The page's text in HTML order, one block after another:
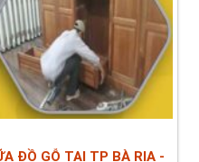
ĐỒ GỖ TẠI TP BÀ RỊA -